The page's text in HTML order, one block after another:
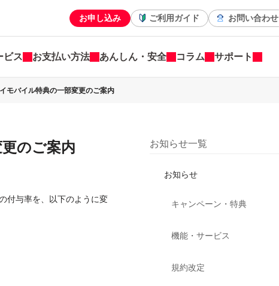
お申し込み ご利用ガイド お問い合わせ
ビス お支払い方法 あんしん・安全 コラム サポート
モバイル特典の一部変更のご案内
のご案内
付与率を、以下のように変
お知らせ一覧
お知らせ
キャンペーン・特典
機能・サービス
規約改定